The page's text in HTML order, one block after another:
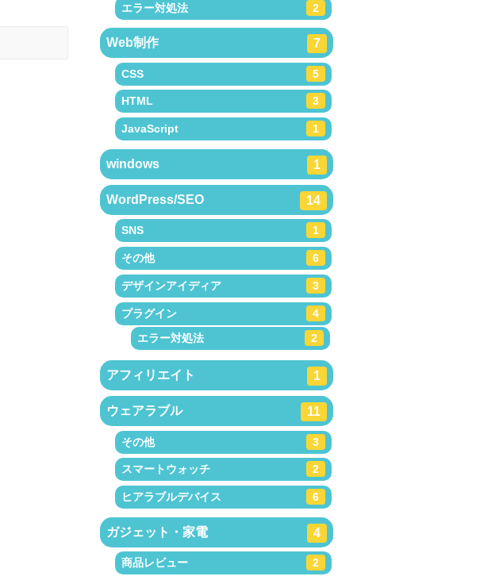
エラー対処法 2
Web制作 7
CSS 5
HTML 3
JavaScript 1
windows 1
WordPress/SEO 14
SNS 1
その他 6
デザインアイディア 3
プラグイン
4
エラー対処法
2
アフィリエイト 1
ウェアラブル 11
その他 3
スマートウォッチ 2
ヒアラブルデバイス 6
ガジェット・家電 4
商品レビュー 2